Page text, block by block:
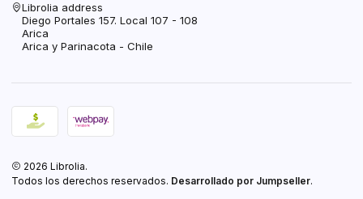
Librolia address
Diego Portales 157. Local 107 - 108
Arica
Arica y Parinacota - Chile
2026 Librolia.
Todos los derechos reservados. Desarrollado por Jumpseller.